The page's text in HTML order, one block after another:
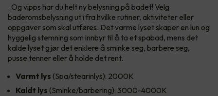
..Og vipps har du helt ny belysning på badet! Velg
baderomsbelysning ut i fra hvilke rutiner, aktiviteter eller
oppgaver som skal utføres. Det varme lyset skaper en lun og
hyggelig stemning som innbyr til å ta et spabad, mens det
kalde lyset gjør det enklere å sminke seg, barbere seg,
pusse tenner eller å holde det rent.
Varmt lys (Spa/stearinlys): 2000K
Kaldt lys (Sminke/barbering): 3000-4000K